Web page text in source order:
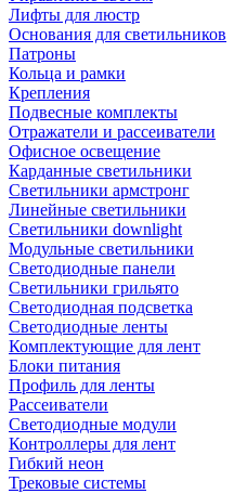
Лифты для люстр
Основания для светильников
Патроны
Кольца и рамки
Крепления
Подвесные комплекты
Отражатели и рассеиватели
Офисное освещение
Карданные светильники
Светильники армстронг
Линейные светильники
Светильники downlight
Модульные светильники
Светодиодные панели
Светильники грильято
Светодиодная подсветка
Светодиодные ленты
Комплектующие для лент
Блоки питания
Профиль для ленты
Рассеиватели
Светодиодные модули
Контроллеры для лент
Гибкий неон
Трековые системы